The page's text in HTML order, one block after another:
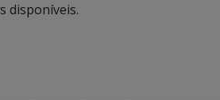
disponíveis.